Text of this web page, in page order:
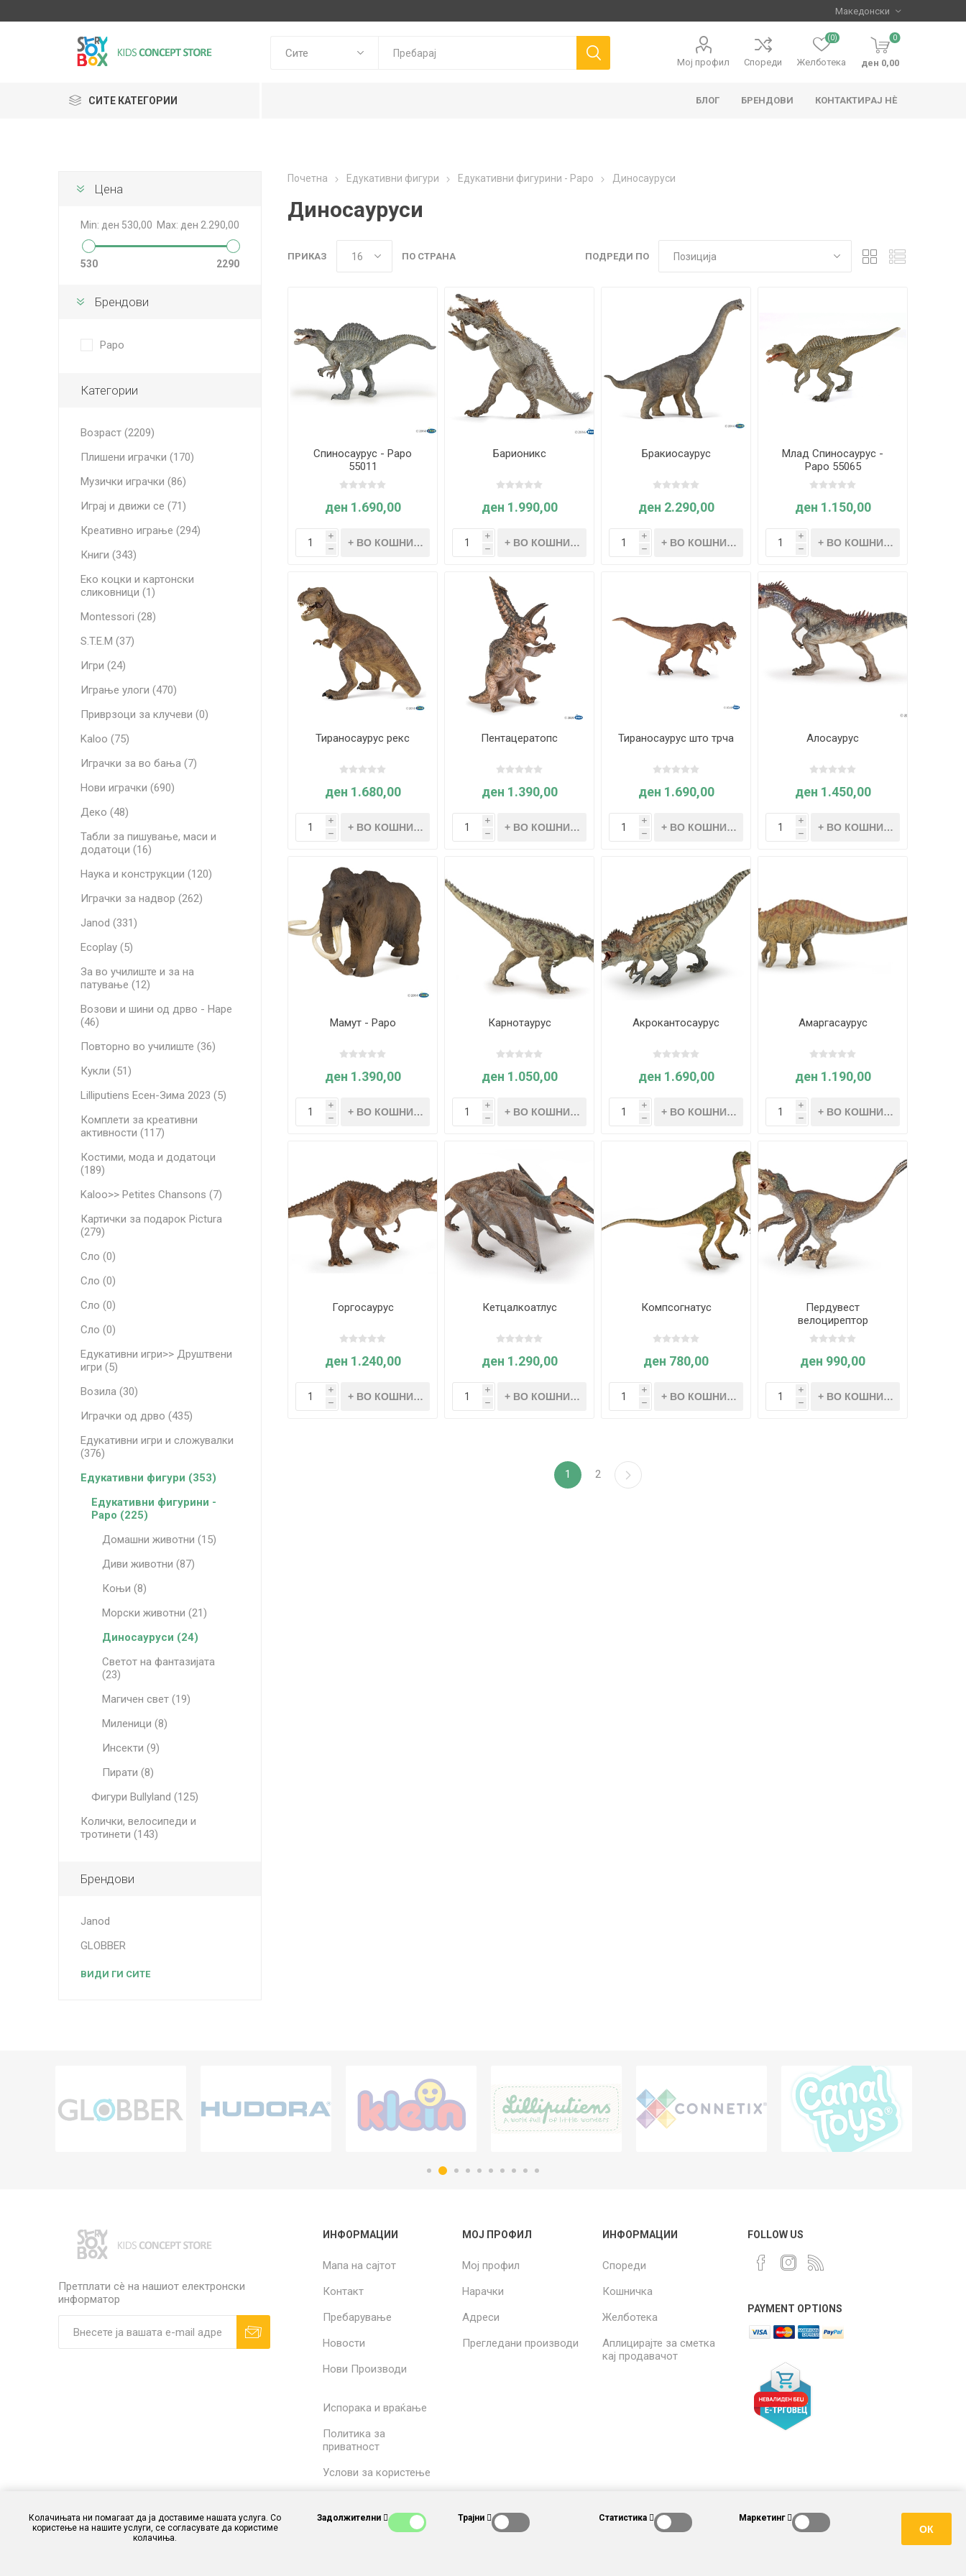
Мој профил Спореди Желботека
(0) 0
ден 0,00
СИТЕ КАТЕГОРИИ БЛОГ БРЕНДОВИ
Janod
GLOBBER
Lilliputiens
Trudi Goki Papo
КОНТАКТИРАЈ НЀ
Почетна Едукативни фигури Едукативни фигурини - Papo Диносауруси
Диносауруси
ПОДРЕДИ ПО
ПРИКАЗ ПО СТРАНА
Спиносаурус - Papo
55011
ден 1.690,00
i
h
Барионикс
ден 1.990,00
i
h
Бракиосаурус
ден 2.290,00
i
h
Млад Спиносаурус -
Papo 55065
ден 1.150,00
i
h
Тираносаурус рекс
ден 1.680,00
i
h
Пентацератопс
ден 1.390,00
i
h
Тираносаурус што трча
ден 1.690,00
i
h
Алосаурус
ден 1.450,00
i
h
Мамут - Papo
ден 1.390,00
i
h
Карнотаурус
ден 1.050,00
i
h
Акрокантосаурус
ден 1.690,00
i
h
Амаргасаурус
ден 1.190,00
i
h
Горгосаурус
ден 1.240,00
i
h
Кетцалкоатлус
ден 1.290,00
i
h
Компсогнатус
ден 780,00
i
h
Пердувест
велоцирептор
ден 990,00
i
h
1 2
Цена
Min: ден 530,00 Max: ден 2.290,00
530 2290
Брендови
Papo
Категории
Возраст (2209)
Плишени играчки (170)
Музички играчки (86)
Играј и движи се (71)
Креативно играње (294)
Книги (343)
Еко коцки и картонски
сликовници (1)
Montessori (28)
S.T.E.M (37)
Игри (24)
Играње улоги (470)
Приврзоци за клучеви (0)
Kaloo (75)
Играчки за во бања (7)
Нови играчки (690)
Деко (48)
Табли за пишување, маси и
додатоци (16)
Наука и конструкции (120)
Играчки за надвор (262)
Janod (331)
Ecoplay (5)
За во училиште и за на
патување (12)
Возови и шини од дрво - Hape
(46)
Повторно во училиште (36)
Кукли (51)
Lilliputiens Есен-Зима 2023 (5)
Комплети за креативни
активности (117)
Костими, мода и додатоци
(189)
Kaloo>> Petites Chansons (7)
Картички за подарок Pictura
(279)
Сло (0)
Сло (0)
Сло (0)
Сло (0)
Едукативни игри>> Друштвени
игри (5)
Возила (30)
Играчки од дрво (435)
Едукативни игри и сложувалки
(376)
Едукативни фигури (353)
Едукативни фигурини -
Papo (225)
Домашни животни (15)
Диви животни (87)
Коњи (8)
Морски животни (21)
Диносауруси (24)
Светот на фантазијата
(23)
Магичен свет (19)
Миленици (8)
Инсекти (9)
Пирати (8)
Фигури Bullyland (125)
Колички, велосипеди и
тротинети (143)
Брендови
Janod
GLOBBER
ВИДИ ГИ СИТЕ
Претплати сè на нашиот електронски
информатор
ИНФОРМАЦИИ
Мапа на сајтот
Контакт
Пребарување
Новости
Нови Производи
Испорака и враќање
Политика за
приватност
Услови за користење
МОЈ ПРОФИЛ
Мој профил
Нарачки
Адреси
Прегледани производи
ИНФОРМАЦИИ
Спореди
Кошничка
Желботека
Аплицирајте за сметка
кај продавачот
FOLLOW US
PAYMENT OPTIONS
Колачињата ни помагаат да ја доставиме нашата услуга. Со
користење на нашите услуги, се согласувате да користиме
колачиња.
Задолжителни Трајни Статистика Маркетинг
ОК